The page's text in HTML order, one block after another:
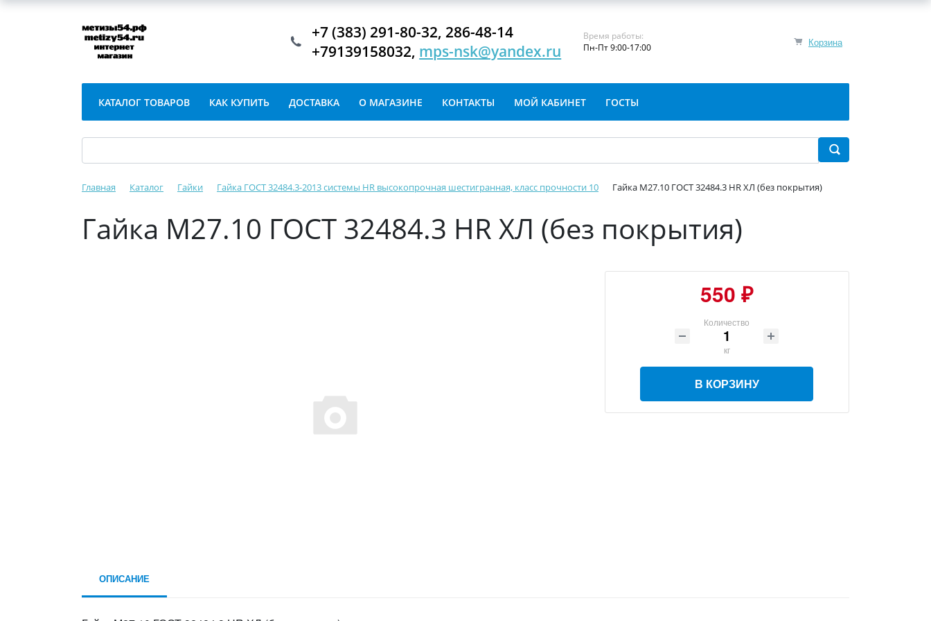
Корзина
+7 (383) 291-80-32, 286-48-14
+79139158032, mps-nsk@yandex.ru
Время работы:
Пн-Пт 9:00-17:00
КАТАЛОГ ТОВАРОВ КАК КУПИТЬ ДОСТАВКА О МАГАЗИНЕ КОНТАКТЫ МОЙ КАБИНЕТ ГОСТЫ
Главная Каталог Гайки Гайка ГОСТ 32484.3-2013 системы HR высокопрочная шестигранная, класс прочности 10 Гайка М27.10 ГОСТ 32484.3 HR ХЛ (без покрытия)
Гайка М27.10 ГОСТ 32484.3 HR ХЛ (без покрытия)
550 ₽
Количество
кг
В КОРЗИНУ
ОПИСАНИЕ